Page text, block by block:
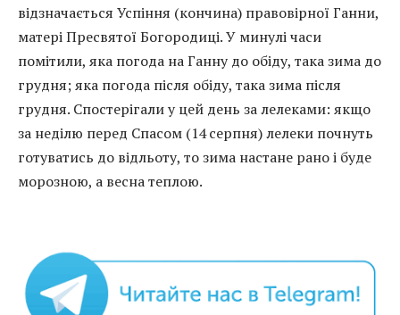
відзначається Успіння (кончина) правовірної Ганни,
матері Пресвятої Богородиці. У минулі часи
помітили, яка погода на Ганну до обіду, така зима до
грудня; яка погода після обіду, така зима після
грудня. Спостерігали у цей день за лелеками: якщо
за неділю перед Спасом (14 серпня) лелеки почнуть
готуватись до відльоту, то зима настане рано і буде
морозною, а весна теплою.